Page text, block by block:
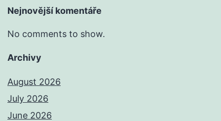
Nejnovější komentáře
No comments to show.
Archivy
August 2026
July 2026
June 2026